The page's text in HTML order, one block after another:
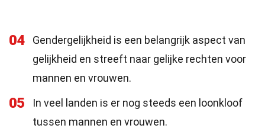
04
Gendergelijkheid is een belangrijk aspect van
gelijkheid en streeft naar gelijke rechten voor
mannen en vrouwen.
05
In veel landen is er nog steeds een loonkloof
tussen mannen en vrouwen.